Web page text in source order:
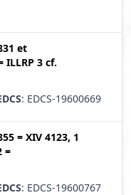
et
ILLRP 3 cf.
: EDCS-19600669
= XIV 4123, 1
=
: EDCS-19600767